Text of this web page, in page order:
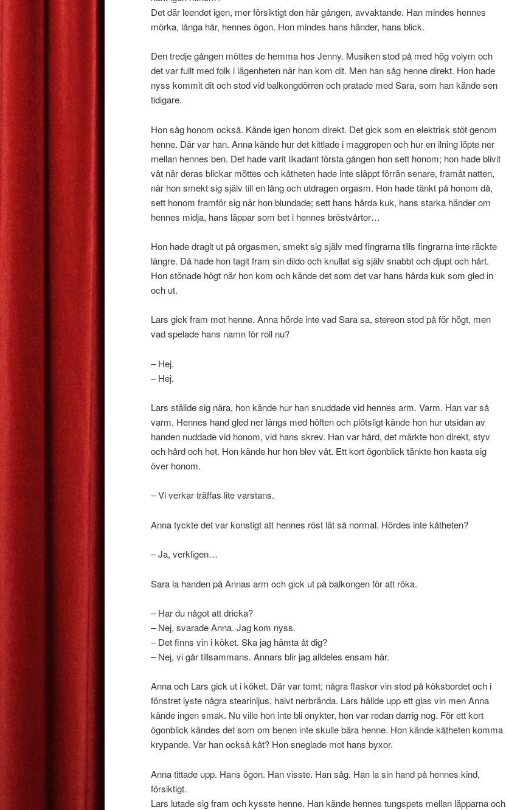
Det där leendet igen, mer försiktigt den här gången, avvaktande. Han mindes hennes
mörka, långa hår, hennes ögon. Hon mindes hans händer, hans blick.
Den tredje gången möttes de hemma hos Jenny. Musiken stod på med hög volym och
det var fullt med folk i lägenheten när han kom dit. Men han såg henne direkt. Hon hade
nyss kommit dit och stod vid balkongdörren och pratade med Sara, som han kände sen
tidigare.
Hon såg honom också. Kände igen honom direkt. Det gick som en elektrisk stöt genom
henne. Där var han. Anna kände hur det kittlade i maggropen och hur en ilning löpte ner
mellan hennes ben. Det hade varit likadant första gången hon sett honom; hon hade blivit
våt när deras blickar möttes och kåtheten hade inte släppt förrän senare, framåt natten,
när hon smekt sig själv till en lång och utdragen orgasm. Hon hade tänkt på honom då,
sett honom framför sig när hon blundade; sett hans hårda kuk, hans starka händer om
hennes midja, hans läppar som bet i hennes bröstvårtor…
Hon hade dragit ut på orgasmen, smekt sig själv med fingrarna tills fingrarna inte räckte
längre. Då hade hon tagit fram sin dildo och knullat sig själv snabbt och djupt och hårt.
Hon stönade högt när hon kom och kände det som det var hans hårda kuk som gled in
och ut.
Lars gick fram mot henne. Anna hörde inte vad Sara sa, stereon stod på för högt, men
vad spelade hans namn för roll nu?
– Hej.
– Hej.
Lars ställde sig nära, hon kände hur han snuddade vid hennes arm. Varm. Han var så
varm. Hennes hand gled ner längs med höften och plötsligt kände hon hur utsidan av
handen nuddade vid honom, vid hans skrev. Han var hård, det märkte hon direkt, styv
och hård och het. Hon kände hur hon blev våt. Ett kort ögonblick tänkte hon kasta sig
över honom.
– Vi verkar träffas lite varstans.
Anna tyckte det var konstigt att hennes röst lät så normal. Hördes inte kåtheten?
– Ja, verkligen…
Sara la handen på Annas arm och gick ut på balkongen för att röka.
– Har du något att dricka?
– Nej, svarade Anna. Jag kom nyss.
– Det finns vin i köket. Ska jag hämta åt dig?
– Nej, vi går tillsammans. Annars blir jag alldeles ensam här.
Anna och Lars gick ut i köket. Där var tomt; några flaskor vin stod på köksbordet och i
fönstret lyste några stearinljus, halvt nerbrända. Lars hällde upp ett glas vin men Anna
kände ingen smak. Nu ville hon inte bli onykter, hon var redan darrig nog. För ett kort
ögonblick kändes det som om benen inte skulle bära henne. Hon kände kåtheten komma
krypande. Var han också kåt? Hon sneglade mot hans byxor.
Anna tittade upp. Hans ögon. Han visste. Han såg. Han la sin hand på hennes kind,
försiktigt.
Lars lutade sig fram och kysste henne. Han kände hennes tungspets mellan läpparna och